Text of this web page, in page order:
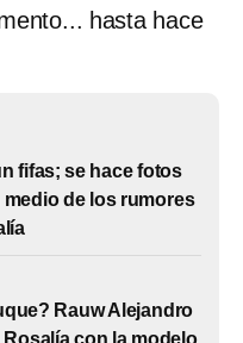
hasta hace
fifas; se hace fotos
medio de los rumores
Rauw Alejandro
Rosalía con la modelo